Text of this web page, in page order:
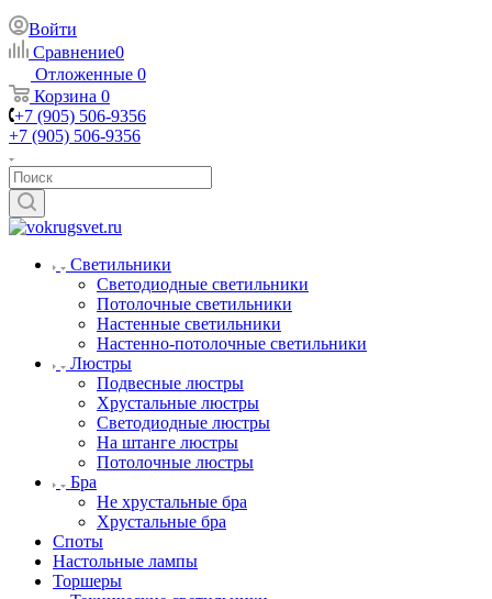
Войти
Сравнение0
Отложенные 0
Корзина 0
+7 (905) 506-9356
+7 (905) 506-9356
Светильники
Светодиодные светильники
Потолочные светильники
Настенные светильники
Настенно-потолочные светильники
Люстры
Подвесные люстры
Хрустальные люстры
Светодиодные люстры
На штанге люстры
Потолочные люстры
Бра
Не хрустальные бра
Хрустальные бра
Споты
Настольные лампы
Торшеры